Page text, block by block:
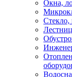
Окна,
Стекло,